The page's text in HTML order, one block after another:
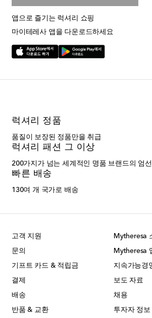
앱으로 즐기는 럭셔리 쇼핑
마이테레사 앱을 다운로드하세요
럭셔리 정품
품질이 보장된 정품만을 취급
럭셔리 패션 그 이상
200가지가 넘는 세계적인 명품 브랜드의 엄
빠른 배송
130여 개 국가로 배송
고객 지원
문의
기프트 카드 & 적립금
결제
배송
반품 & 교환
Mytheresa
Mytheresa
지속가능경
보도 자료
채용
투자자 정보